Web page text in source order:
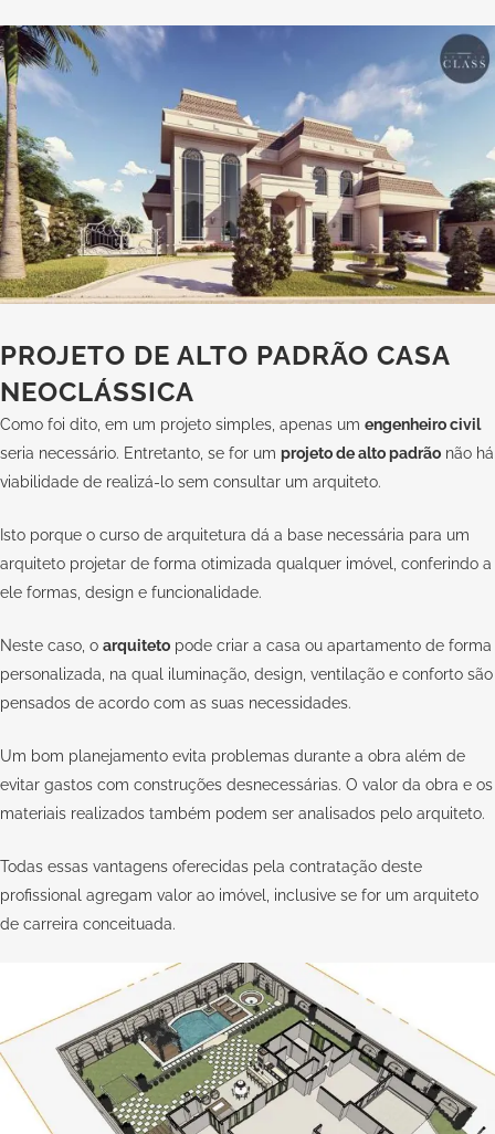
PROJETO DE ALTO PADRÃO CASA
NEOCLÁSSICA
Como foi dito, em um projeto simples, apenas um engenheiro civil
seria necessário. Entretanto, se for um projeto de alto padrão não há
viabilidade de realizá-lo sem consultar um arquiteto.
Isto porque o curso de arquitetura dá a base necessária para um
arquiteto projetar de forma otimizada qualquer imóvel, conferindo a
ele formas, design e funcionalidade.
Neste caso, o arquiteto pode criar a casa ou apartamento de forma
personalizada, na qual iluminação, design, ventilação e conforto são
pensados de acordo com as suas necessidades.
Um bom planejamento evita problemas durante a obra além de
evitar gastos com construções desnecessárias. O valor da obra e os
materiais realizados também podem ser analisados pelo arquiteto.
Todas essas vantagens oferecidas pela contratação deste
profissional agregam valor ao imóvel, inclusive se for um arquiteto
de carreira conceituada.